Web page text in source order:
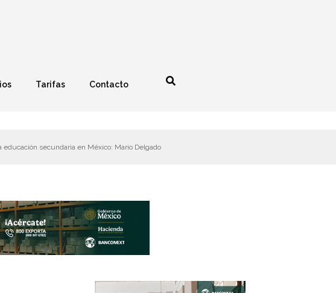
Tarifas Contacto
secundaria en México: Mario Delgado